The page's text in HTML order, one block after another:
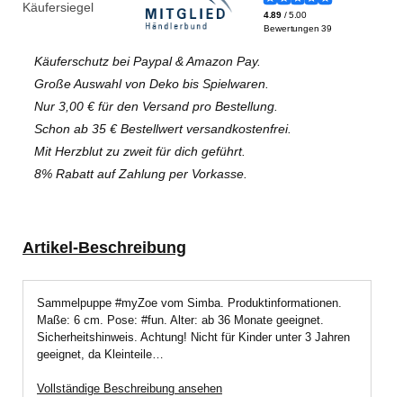
Käuferschutz bei Paypal & Amazon Pay.
Große Auswahl von Deko bis Spielwaren.
Nur 3,00 € für den Versand pro Bestellung.
Schon ab 35 € Bestellwert versandkostenfrei.
Mit Herzblut zu zweit für dich geführt.
8% Rabatt auf Zahlung per Vorkasse.
Artikel-Beschreibung
Sammelpuppe #myZoe vom Simba. Produktinformationen.
Maße: 6 cm. Pose: #fun. Alter: ab 36 Monate geeignet.
Sicherheitshinweis. Achtung! Nicht für Kinder unter 3 Jahren
geeignet, da Kleinteile…
Vollständige Beschreibung ansehen